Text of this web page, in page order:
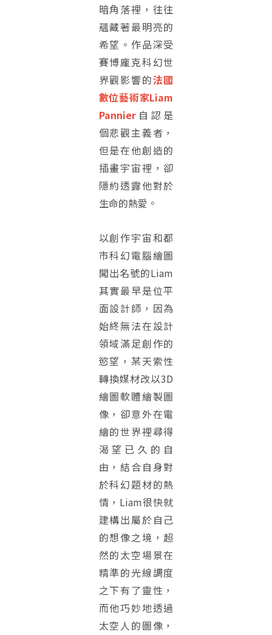
暗角落裡，往往
蘊藏著最明亮的
希望。作品深受
賽博龐克科幻世
界觀影響的法國
數位藝術家Liam
Pannier自認是
個悲觀主義者，
但是在他創造的
插畫宇宙裡，卻
隱約透露他對於
生命的熱愛。
以創作宇宙和都
市科幻電腦繪圖
闖出名號的Liam
其實最早是位平
面設計師，因為
始終無法在設計
領域滿足創作的
慾望，某天索性
轉換媒材改以3D
繪圖軟體繪製圖
像，卻意外在電
繪的世界裡尋得
渴望已久的自
由，結合自身對
於科幻題材的熱
情，Liam很快就
建構出屬於自己
的想像之境，超
然的太空場景在
精準的光線調度
之下有了靈性，
而他巧妙地透過
太空人的圖像，